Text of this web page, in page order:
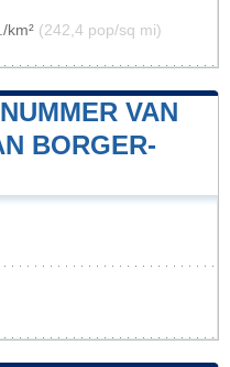
km² (242,4 pop/sq mi)
VAN
BORGER-